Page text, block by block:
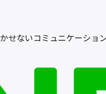
ないコミュニケーショ